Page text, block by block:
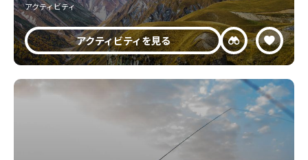
アクティビティ
アクティビティを見る